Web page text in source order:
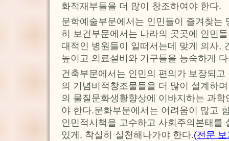
화적재부들을 더 많이 창조하여야 한다.
문학예술부문에서는 인민들이 즐겨찾는
히 보건부문에서는 나라의 곳곳에 인민
대적인 병원들이 일떠서는데 맞게 의사,
높이고 의료설비와 기구들을 능숙하게
건축부문에서는 인민의 편의가 보장되
의 기념비적창조물들을 더 많이 설계하
의 물질문화생활향상에 이바지하는 과
야 한다.문화부문에서는 어려움이 많고
인민적시책을 고수하고 사회주의본태를
있게, 착실히 실천해나가야 한다.(전문 보